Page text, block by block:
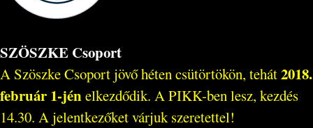
SZÖSZKE Csoport
A Szöszke Csoport jövő héten csütörtökön, tehát2018.
február 1-jénelkezdődik. A PIKK-ben lesz, kezdés
14.30. A jelentkezőket várjuk szeretettel!